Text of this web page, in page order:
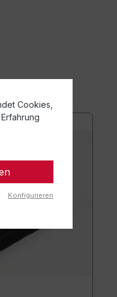
ein Segen ist,
Cookies,
Konfigurieren